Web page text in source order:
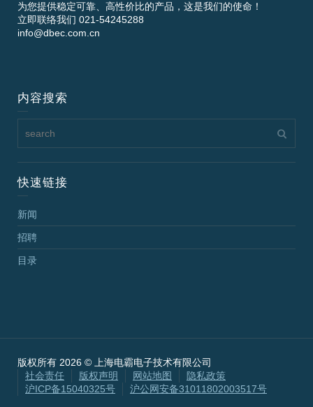
为您提供稳定可靠、高性价比的产品，这是我们的使命！
立即联络我们 021-54245288
info@dbec.com.cn
内容搜索
快速链接
新闻
招聘
目录
版权所有 2026 © 上海电霸电子技术有限公司
社会责任
版权声明 网站地图
隐私政策
沪ICP备15040325号
沪公网安备31011802003517号